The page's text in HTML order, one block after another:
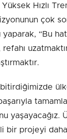
Hızlı
çok
“Bu
bitirdiğimizde
yaşayacağız.
bir projeyi